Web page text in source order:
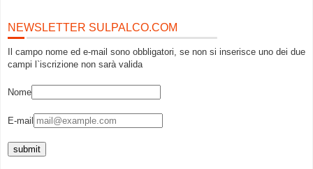
NEWSLETTER SULPALCO.COM
Il campo nome ed e-mail sono obbligatori, se non si inserisce uno dei due
campi l`iscrizione non sarà valida
Nome
E-mail